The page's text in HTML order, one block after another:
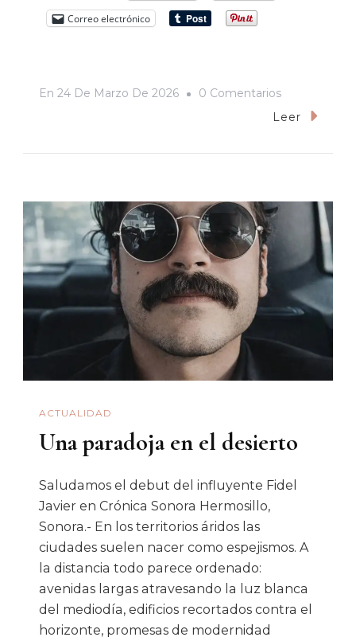
Correo electrónico
En 24 De Marzo De 2026 0 ComentariosEn
Volar
Leer
ACTUALIDAD
Una paradoja en el desierto
Saludamos el debut del influyente Fidel
Javier en Crónica Sonora Hermosillo,
Sonora.- En los territorios áridos las
ciudades suelen nacer como espejismos. A
la distancia todo parece ordenado:
avenidas largas atravesando la luz blanca
del mediodía, edificios recortados contra el
horizonte, promesas de modernidad